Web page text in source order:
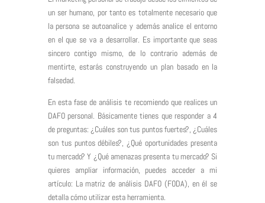
un ser humano, por tanto es totalmente necesario que
la persona se autoanalice y además analice el entorno
en el que se va a desarrollar. Es importante que seas
sincero contigo mismo, de lo contrario además de
mentirte, estarás construyendo un plan basado en la
falsedad.
En esta fase de análisis te recomiendo que realices un
DAFO personal. Básicamente tienes que responder a 4
de preguntas: ¿Cuáles son tus puntos fuertes?, ¿Cuáles
son tus puntos débiles?, ¿Qué oportunidades presenta
tu mercado? Y ¿Qué amenazas presenta tu mercado? Si
quieres ampliar información, puedes acceder a mi
artículo: La matriz de análisis DAFO (FODA), en él se
detalla cómo utilizar esta herramienta.